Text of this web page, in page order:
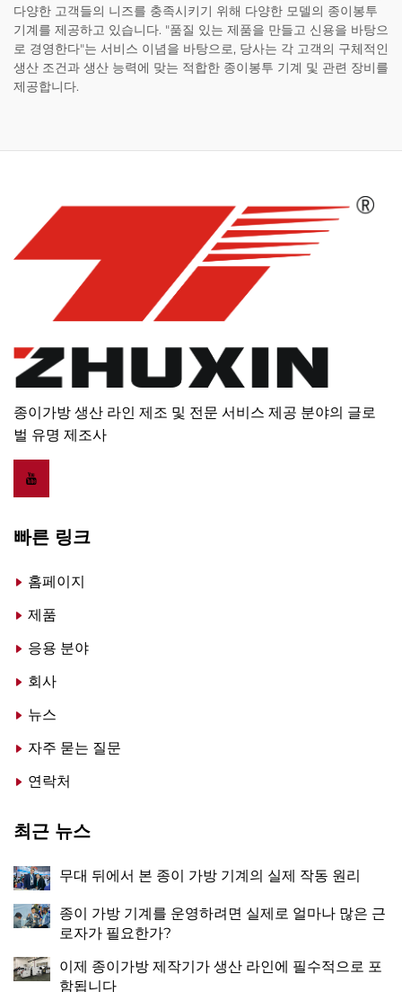
다양한 고객들의 니즈를 충족시키기 위해 다양한 모델의 종이봉투
기계를 제공하고 있습니다. "품질 있는 제품을 만들고 신용을 바탕으
로 경영한다"는 서비스 이념을 바탕으로, 당사는 각 고객의 구체적인
생산 조건과 생산 능력에 맞는 적합한 종이봉투 기계 및 관련 장비를
제공합니다.
종이가방 생산 라인 제조 및 전문 서비스 제공 분야의 글로
벌 유명 제조사
빠른 링크
홈페이지
제품
응용 분야
회사
뉴스
자주 묻는 질문
연락처
최근 뉴스
무대 뒤에서 본 종이 가방 기계의 실제 작동 원리
종이 가방 기계를 운영하려면 실제로 얼마나 많은 근
로자가 필요한가?
이제 종이가방 제작기가 생산 라인에 필수적으로 포
함됩니다